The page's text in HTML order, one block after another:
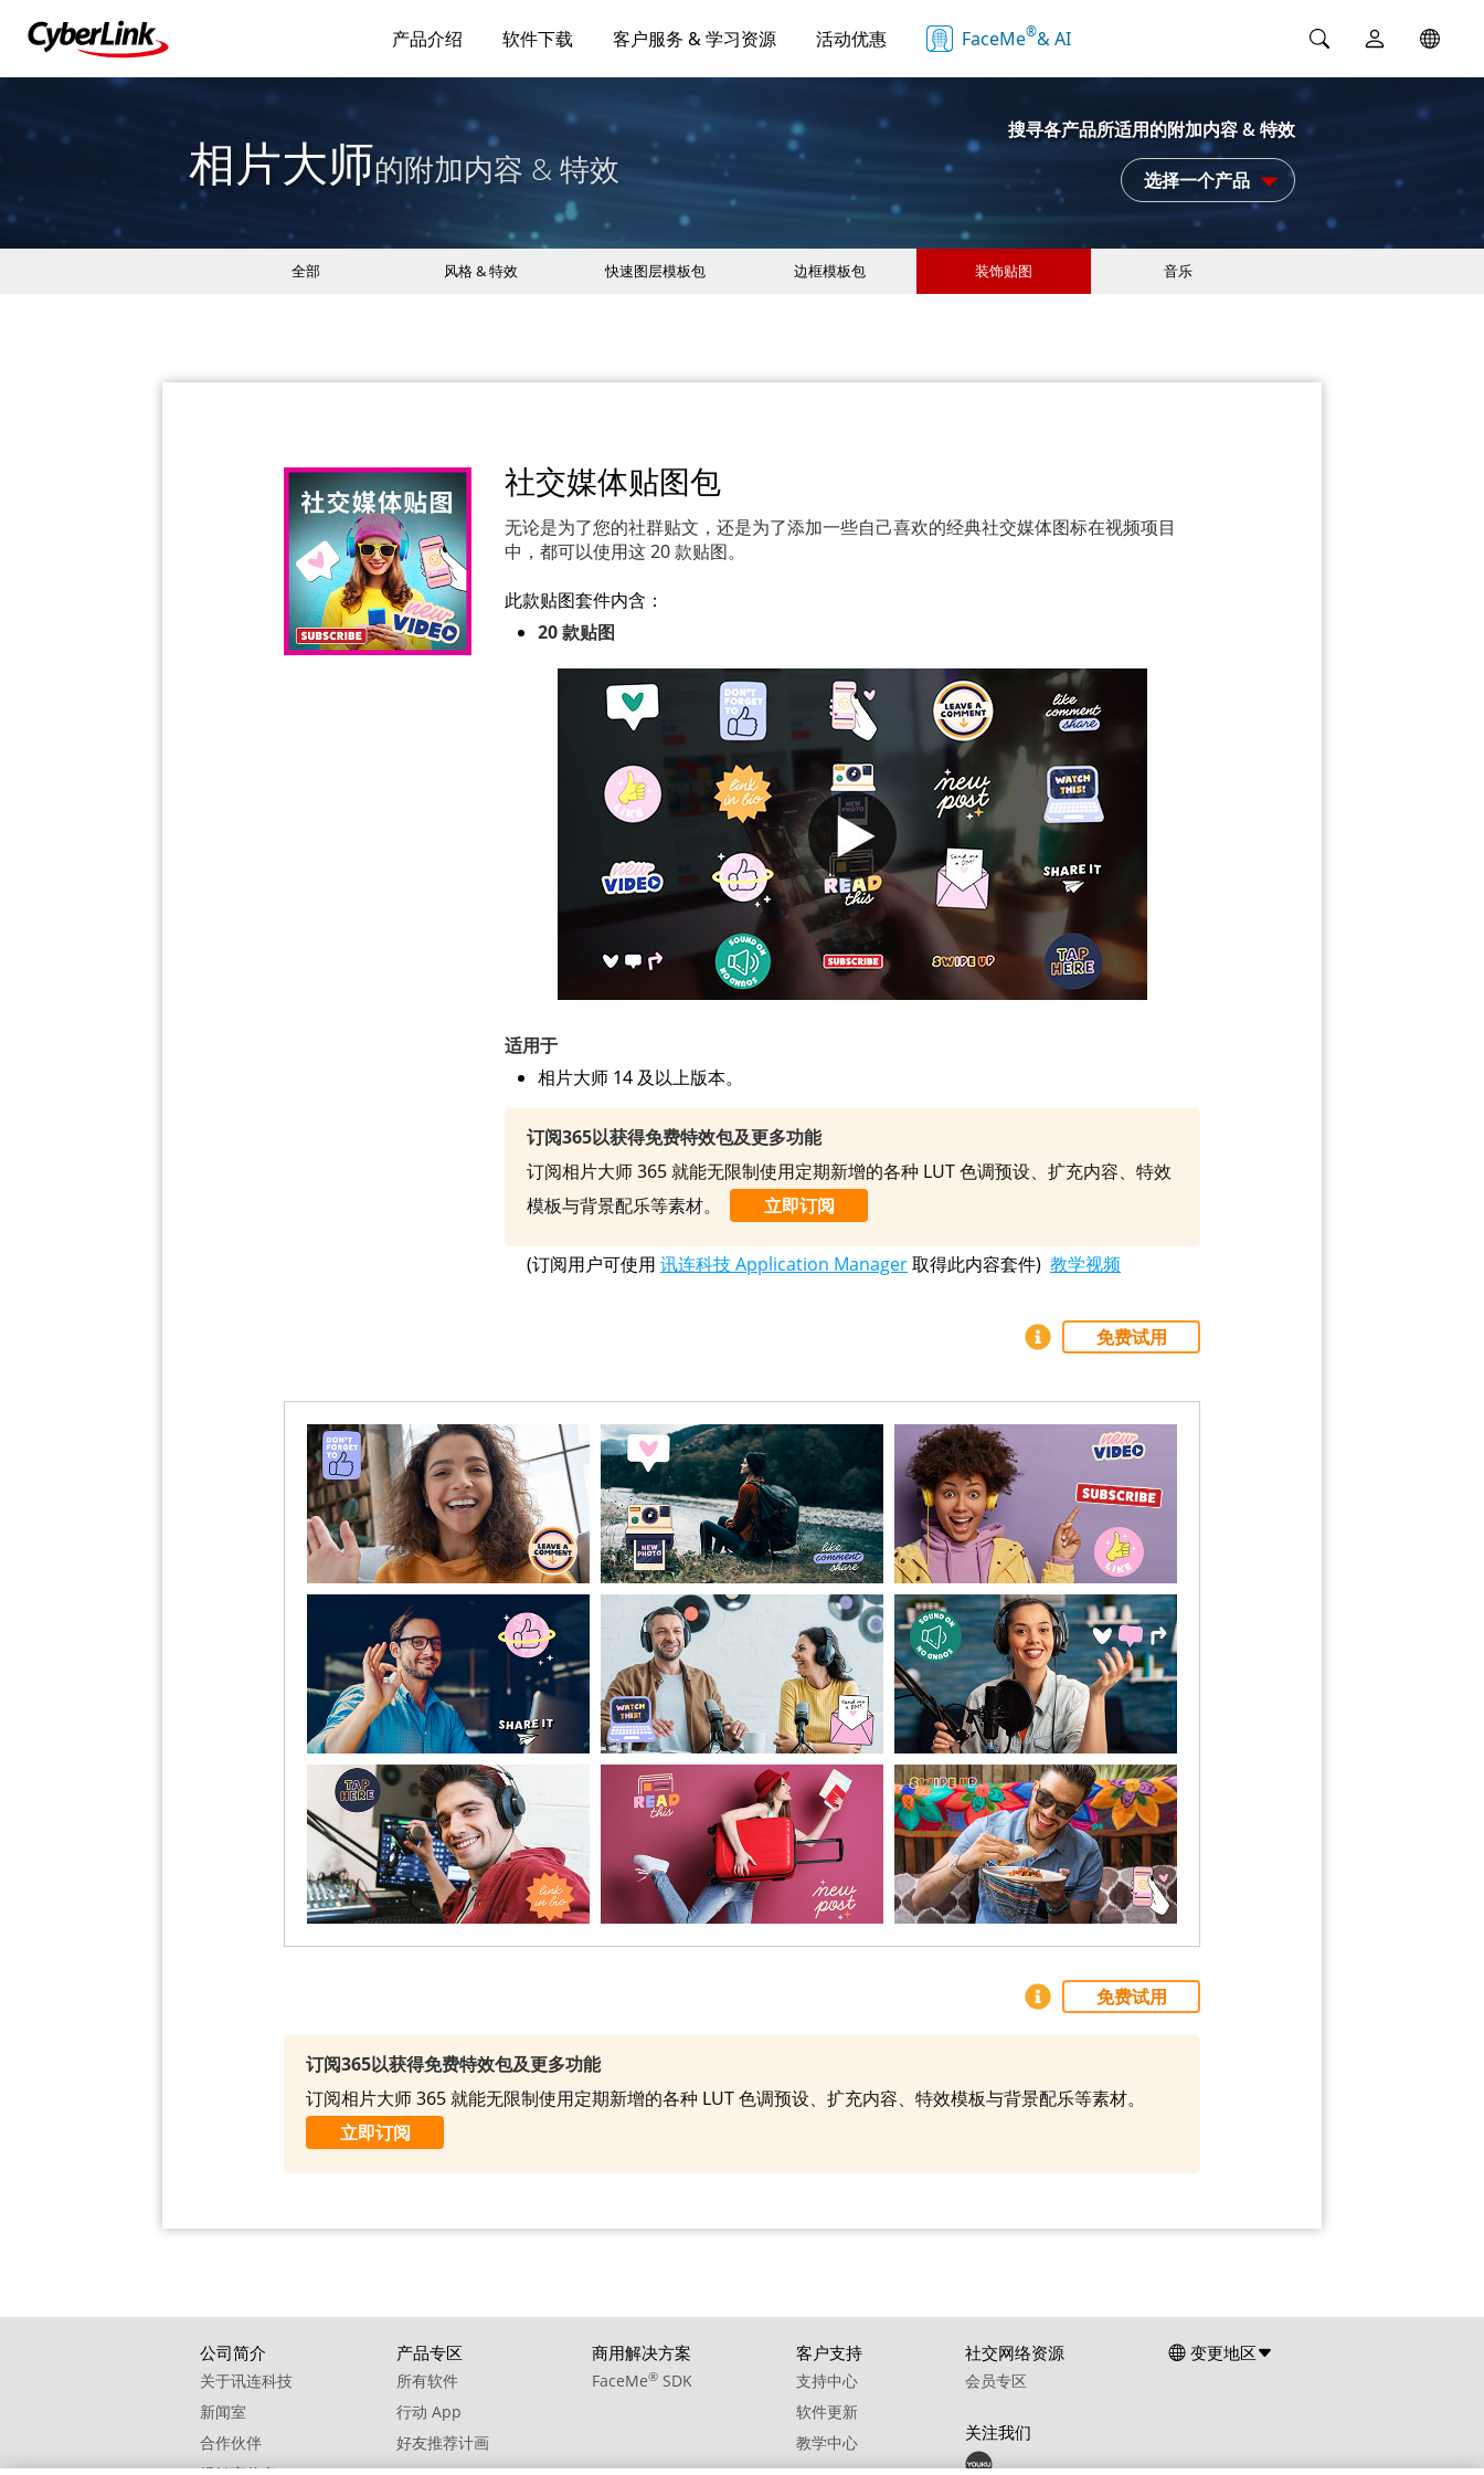
产品介绍 软件下载 客户服务 & 学习资源 活动优惠 FaceMe®& AI
相片大师的附加内容 & 特效
搜寻各产品所适用的附加内容 & 特效
选择一个产品
全部 风格 & 特效 快速图层模板包 边框模板包 装饰贴图 音乐
社交媒体贴图包
无论是为了您的社群贴文，还是为了添加一些自己喜欢的经典社交媒体图标在视频项目
中，都可以使用这 20 款贴图。
此款贴图套件内含：
20 款贴图
适用于
相片大师 14 及以上版本。
订阅365以获得免费特效包及更多功能
订阅相片大师 365 就能无限制使用定期新增的各种 LUT 色调预设、扩充内容、特效
模板与背景配乐等素材。
立即订阅
(订阅用户可使用 讯连科技 Application Manager取得此内容套件) 教学视频
免费试用
免费试用
订阅365以获得免费特效包及更多功能
订阅相片大师 365 就能无限制使用定期新增的各种 LUT 色调预设、扩充内容、特效模板与背景配乐等素材。
立即订阅
公司简介
关于讯连科技
新闻室
合作伙伴
产品专区
所有软件
行动 App
好友推荐计画
商用解决方案
FaceMe® SDK
客户支持
支持中心
软件更新
教学中心
社交网络资源
会员专区
关注我们
变更地区